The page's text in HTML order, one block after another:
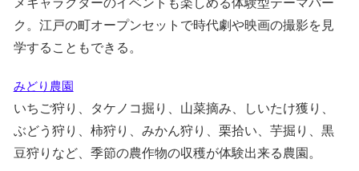
ク。江戸の町オープンセットで時代劇や映画の撮影を見
学することもできる。
みどり農園
いちご狩り、タケノコ掘り、山菜摘み、しいたけ獲り、
ぶどう狩り、柿狩り、みかん狩り、栗拾い、芋掘り、黒
豆狩りなど、季節の農作物の収穫が体験出来る農園。